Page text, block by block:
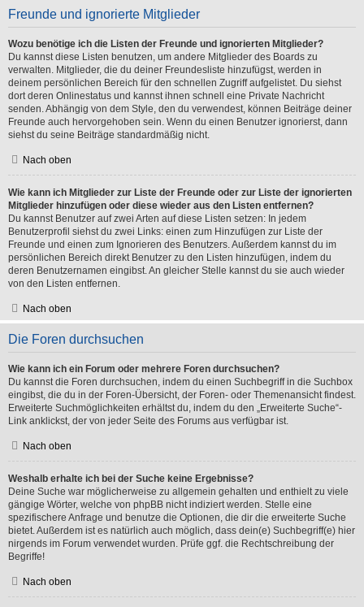
Freunde und ignorierte Mitglieder
Wozu benötige ich die Listen der Freunde und ignorierten Mitglieder?
Du kannst diese Listen benutzen, um andere Mitglieder des Boards zu
verwalten. Mitglieder, die du deiner Freundesliste hinzufügst, werden in
deinem persönlichen Bereich für den schnellen Zugriff aufgelistet. Du siehst
dort deren Onlinestatus und kannst ihnen schnell eine Private Nachricht
senden. Abhängig von dem Style, den du verwendest, können Beiträge deiner
Freunde auch hervorgehoben sein. Wenn du einen Benutzer ignorierst, dann
siehst du seine Beiträge standardmäßig nicht.
Nach oben
Wie kann ich Mitglieder zur Liste der Freunde oder zur Liste der ignorierten
Mitglieder hinzufügen oder diese wieder aus den Listen entfernen?
Du kannst Benutzer auf zwei Arten auf diese Listen setzen: In jedem
Benutzerprofil siehst du zwei Links: einen zum Hinzufügen zur Liste der
Freunde und einen zum Ignorieren des Benutzers. Außerdem kannst du im
persönlichen Bereich direkt Benutzer zu den Listen hinzufügen, indem du
deren Benutzernamen eingibst. An gleicher Stelle kannst du sie auch wieder
von den Listen entfernen.
Nach oben
Die Foren durchsuchen
Wie kann ich ein Forum oder mehrere Foren durchsuchen?
Du kannst die Foren durchsuchen, indem du einen Suchbegriff in die Suchbox
eingibst, die du in der Foren-Übersicht, der Foren- oder Themenansicht findest.
Erweiterte Suchmöglichkeiten erhältst du, indem du den „Erweiterte Suche“-
Link anklickst, der von jeder Seite des Forums aus verfügbar ist.
Nach oben
Weshalb erhalte ich bei der Suche keine Ergebnisse?
Deine Suche war möglicherweise zu allgemein gehalten und enthielt zu viele
gängige Wörter, welche von phpBB nicht indiziert werden. Stelle eine
spezifischere Anfrage und benutze die Optionen, die dir die erweiterte Suche
bietet. Außerdem ist es natürlich auch möglich, dass dein(e) Suchbegriff(e) hier
nirgends im Forum verwendet wurden. Prüfe ggf. die Rechtschreibung der
Begriffe!
Nach oben